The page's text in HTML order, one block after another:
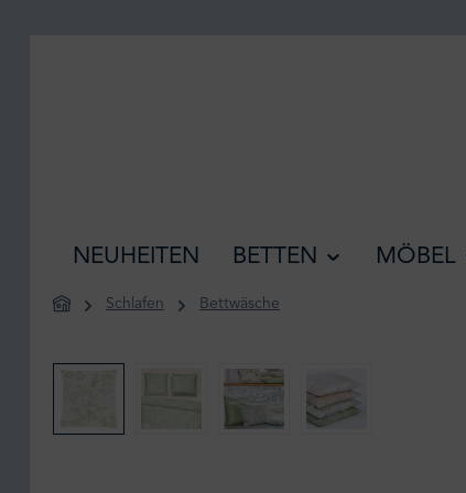
NEUHEITEN BETTEN MÖBEL
Schlafen Bettwäsche